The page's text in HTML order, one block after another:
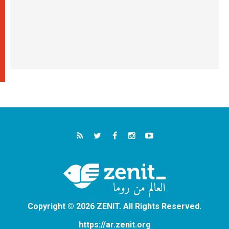
Copyright © 2026 ZENIT. All Rights Reserved.
https://ar.zenit.org